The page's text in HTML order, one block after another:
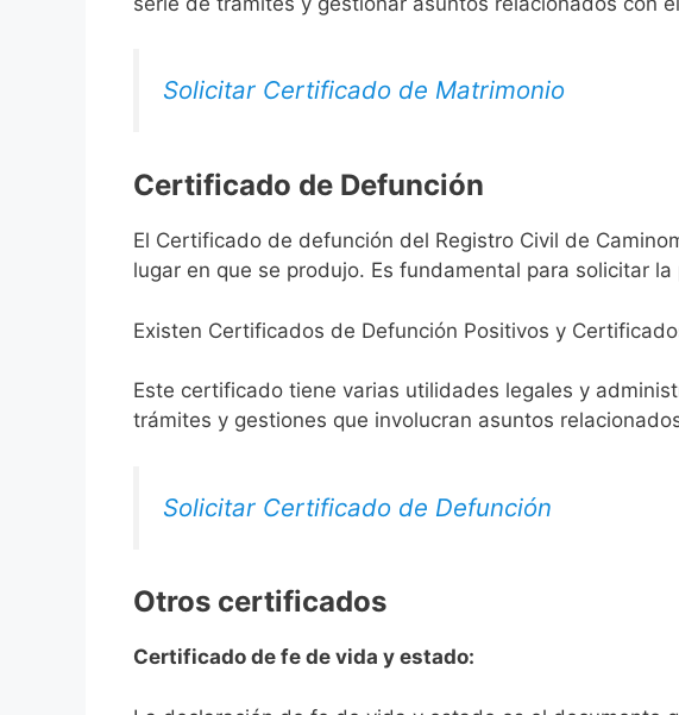
Solicitar Certificado de Matrimonio
Certificado de Defunción
El Certificado de defunción del Registro Civil de
lugar en que se produjo. Es fundamental para solicitar
Existen Certificados de Defunción Positivos y
Este certificado tiene varias utilidades legales y
trámites y gestiones que involucran asuntos
Solicitar Certificado de Defunción
Otros certificados
Certificado de fe de vida y estado: